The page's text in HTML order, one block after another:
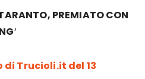
PREMIATO CON
‘
Trucioli.it del 13